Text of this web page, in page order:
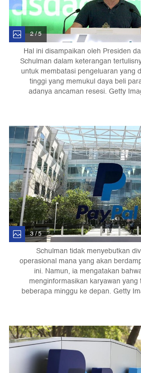
2 / 5
Hal ini disampaikan oleh Presiden
Schulman dalam keterangan
untuk membatasi pengeluaran yang
tinggi yang memukul daya beli
adanya ancaman resesi. Getty
3 / 5
Schulman tidak menyebutkan
operasional mana yang akan
ini. Namun, ia mengatakan
menginformasikan karyawan
beberapa minggu ke depan. Getty